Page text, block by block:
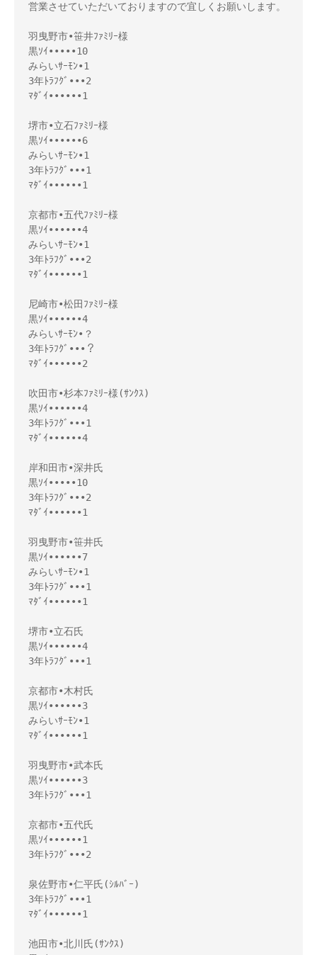
営業させていただいておりますので宜しくお願いします。
羽曳野市•笹井ﾌｧﾐﾘｰ様
黒ｿｲ•••••10
みらいｻｰﾓﾝ•1
3年ﾄﾗﾌｸﾞ•••2
ﾏﾀﾞｲ••••••1
堺市•立石ﾌｧﾐﾘｰ様
黒ｿｲ••••••6
みらいｻｰﾓﾝ•1
3年ﾄﾗﾌｸﾞ•••1
ﾏﾀﾞｲ••••••1
京都市•五代ﾌｧﾐﾘｰ様
黒ｿｲ••••••4
みらいｻｰﾓﾝ•1
3年ﾄﾗﾌｸﾞ•••2
ﾏﾀﾞｲ••••••1
尼崎市•松田ﾌｧﾐﾘｰ様
黒ｿｲ••••••4
みらいｻｰﾓﾝ•？
3年ﾄﾗﾌｸﾞ•••？
ﾏﾀﾞｲ••••••2
吹田市•杉本ﾌｧﾐﾘｰ様(ｻﾝｸｽ)
黒ｿｲ••••••4
3年ﾄﾗﾌｸﾞ•••1
ﾏﾀﾞｲ••••••4
岸和田市•深井氏
黒ｿｲ•••••10
3年ﾄﾗﾌｸﾞ•••2
ﾏﾀﾞｲ••••••1
羽曳野市•笹井氏
黒ｿｲ••••••7
みらいｻｰﾓﾝ•1
3年ﾄﾗﾌｸﾞ•••1
ﾏﾀﾞｲ••••••1
堺市•立石氏
黒ｿｲ••••••4
3年ﾄﾗﾌｸﾞ•••1
京都市•木村氏
黒ｿｲ••••••3
みらいｻｰﾓﾝ•1
ﾏﾀﾞｲ••••••1
羽曳野市•武本氏
黒ｿｲ••••••3
3年ﾄﾗﾌｸﾞ•••1
京都市•五代氏
黒ｿｲ••••••1
3年ﾄﾗﾌｸﾞ•••2
泉佐野市•仁平氏(ｼﾙﾊﾞｰ)
3年ﾄﾗﾌｸﾞ•••1
ﾏﾀﾞｲ••••••1
池田市•北川氏(ｻﾝｸｽ)